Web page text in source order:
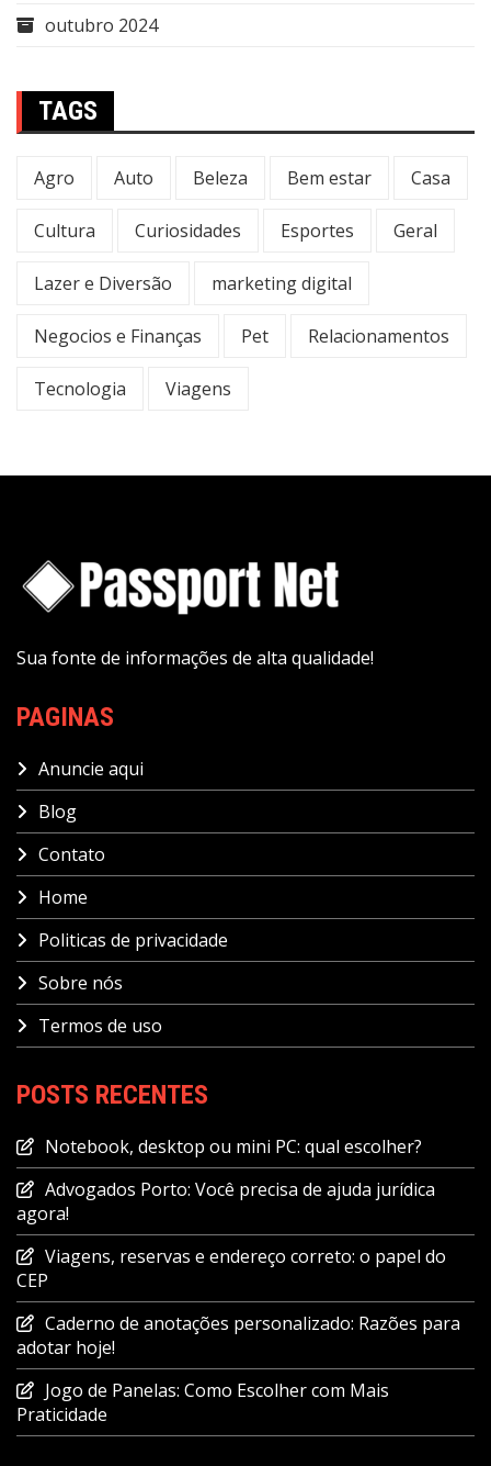
outubro 2024
TAGS
Agro Auto Beleza Bem estar Casa
Cultura Curiosidades Esportes Geral
Lazer e Diversão marketing digital
Negocios e Finanças Pet Relacionamentos
Tecnologia Viagens
Sua fonte de informações de alta qualidade!
PAGINAS
Anuncie aqui
Blog
Contato
Home
Politicas de privacidade
Sobre nós
Termos de uso
POSTS RECENTES
Notebook, desktop ou mini PC: qual escolher?
Advogados Porto: Você precisa de ajuda jurídica
agora!
Viagens, reservas e endereço correto: o papel do
CEP
Caderno de anotações personalizado: Razões para
adotar hoje!
Jogo de Panelas: Como Escolher com Mais
Praticidade